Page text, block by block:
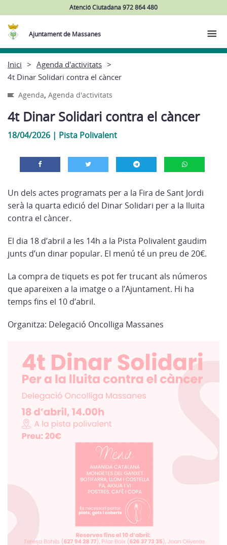
Atenció Ciutadana 972 864 480
Ajuntament de Massanes
Inici
Agenda d'activitats
4t Dinar Solidari contra el càncer
Agenda, Agenda d'activitats
4t Dinar Solidari contra el càncer
18/04/2026 | Pista Polivalent
Un dels actes programats per a la Fira de Sant Jordi
serà la quarta edició del Dinar Solidari per a la lluita
contra el càncer.
El dia 18 d’abril a les 14h a la Pista Polivalent gaudim
junts d’un dinar popular. El menú té un preu de 20€.
La compra de tiquets es pot fer trucant als números
que apareixen a la imatge o a l’Ajuntament. Hi ha
temps fins el 10 d’abril.
Organitza: Delegació Oncolliga Massanes